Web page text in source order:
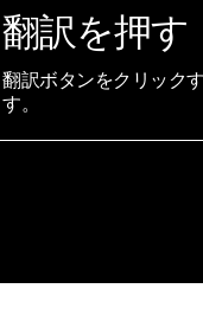
翻訳を押す
翻訳ボタンをクリック
す。